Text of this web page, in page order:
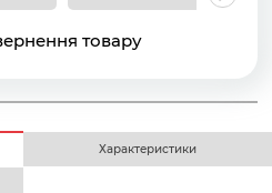
товару
Характеристики